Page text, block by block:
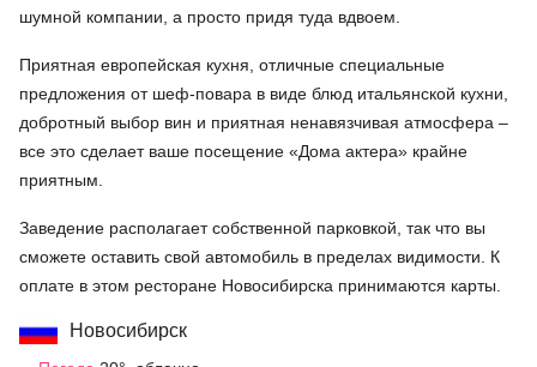
шумной компании, а просто придя туда вдвоем.
Приятная европейская кухня, отличные специальные
предложения от шеф-повара в виде блюд итальянской кухни,
добротный выбор вин и приятная ненавязчивая атмосфера –
все это сделает ваше посещение «Дома актера» крайне
приятным.
Заведение располагает собственной парковкой, так что вы
сможете оставить свой автомобиль в пределах видимости. К
оплате в этом ресторане Новосибирска принимаются карты.
Новосибирск